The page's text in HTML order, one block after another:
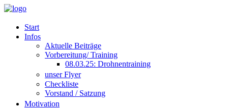
Start
Infos
Aktuelle Beiträge
Vorbereitung/ Training
08.03.25: Drohnentraining
unser Flyer
Checkliste
Vorstand / Satzung
Motivation